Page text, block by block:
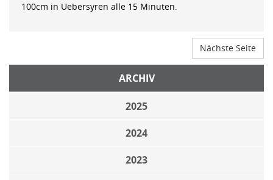
100cm in Uebersyren alle 15 Minuten.
Nächste Seite
ARCHIV
2025
2024
2023